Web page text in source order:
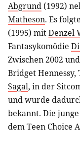
Abgrund (1992)
Matheson. Es
(1995) mitDenzel
Fantasykomödie
Zwischen 2002
Bridget Hennessy,
Sagal, in der
und wurde
bekannt. Die
dem Teen Choice